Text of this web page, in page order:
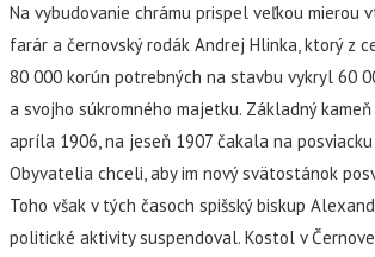
Na vybudovanie chrámu prispel veľkou mierou
farár a černovský rodák Andrej Hlinka, ktorý z
80 000 korún potrebných na stavbu vykryl 60
a svojho súkromného majetku. Základný
apríla 1906, na jeseň 1907 čakala na
Obyvatelia chceli, aby im nový svätostánok
Toho však v tých časoch spišský biskup
politické aktivity suspendoval. Kostol v